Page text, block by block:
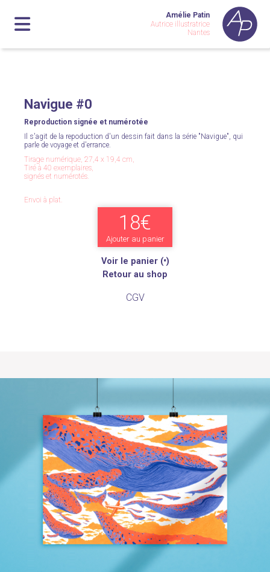
Amélie Patin
Autrice illustratrice
Nantes
Navigue #0
Reproduction signée et numérotée
Il s'agit de la repoduction d'un dessin fait dans la série "Navigue", qui
parle de voyage et d'errance.
Tirage numérique, 27,4 x 19,4 cm,
Tiré à 40 exemplaires,
signés et numérotés.
Envoi à plat.
18€
Ajouter au panier
Voir le panier (•)
Retour au shop
CGV